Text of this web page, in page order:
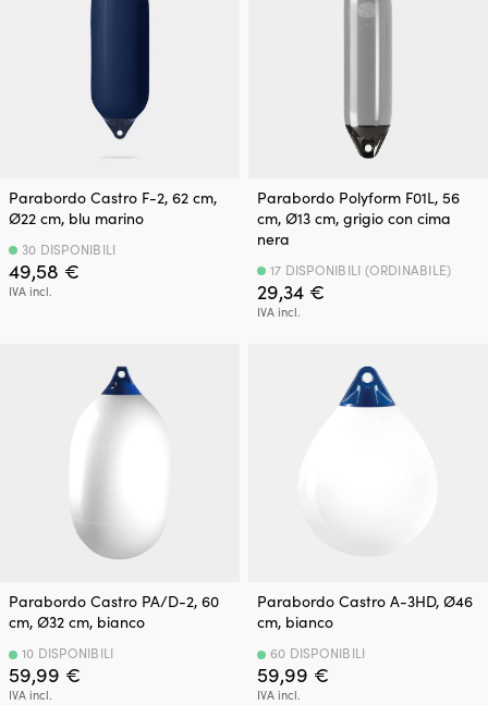
Parabordo Castro F-2, 62 cm,
Ø22 cm, blu marino
49,58 €
IVA incl.
30 DISPONIBILI
Parabordo Polyform F01L, 56
cm, Ø13 cm, grigio con cima
nera
29,34 €
IVA incl.
17 DISPONIBILI (ORDINABILE)
Parabordo Castro PA/D-2, 60
cm, Ø32 cm, bianco
59,99 €
IVA incl.
10 DISPONIBILI
Parabordo Castro A-3HD, Ø46
cm, bianco
59,99 €
IVA incl.
60 DISPONIBILI